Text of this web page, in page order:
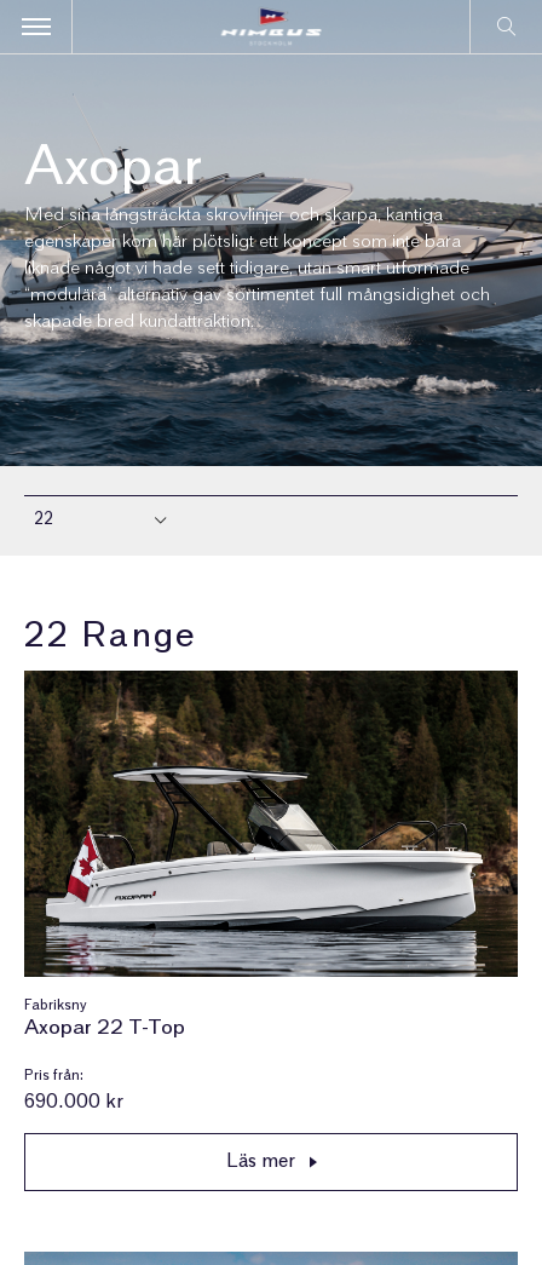
Axopar
Med sina långsträckta skrovlinjer och skarpa, kantiga
egenskaper kom här plötsligt ett koncept som inte bara
liknade något vi hade sett tidigare, utan smart utformade
“modulära” alternativ gav sortimentet full mångsidighet och
skapade bred kundattraktion.
22
22 Range
Fabriksny
Axopar 22 T-Top
Pris från:
690.000 kr
Läs mer